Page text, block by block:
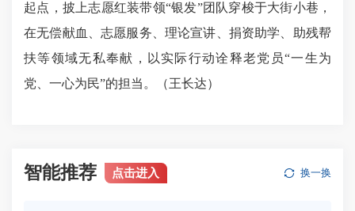
起点，披上志愿红装带领“银发”团队穿梭于大街小巷，
在无偿献血、志愿服务、理论宣讲、捐资助学、助残帮
扶等领域无私奉献，以实际行动诠释老党员“一生为
党、一心为民”的担当。
（王长达）
智能推荐 点击进入 换一换